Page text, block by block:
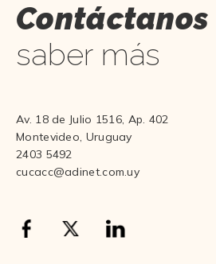
Contáctanos
saber más
Av. 18 de Julio 1516, Ap. 402
Montevideo, Uruguay
2403 5492
cucacc@adinet.com.uy